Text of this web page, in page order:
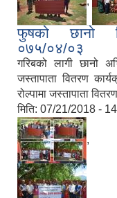
फुषको छानो
०७५/०४/०३
गरिबको लागी छानो
जस्तापाता वितरण
रोल्पामा जस्तापाता
मिति: 07/21/2018 -
,